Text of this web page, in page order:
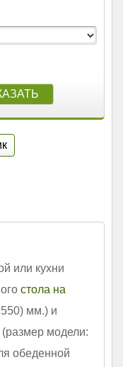
или кухни
стола на
мм.) и
(размер модели:
обеденной